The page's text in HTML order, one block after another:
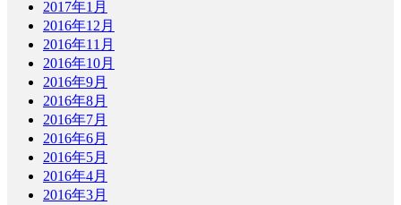
2017年1月
2016年12月
2016年11月
2016年10月
2016年9月
2016年8月
2016年7月
2016年6月
2016年5月
2016年4月
2016年3月